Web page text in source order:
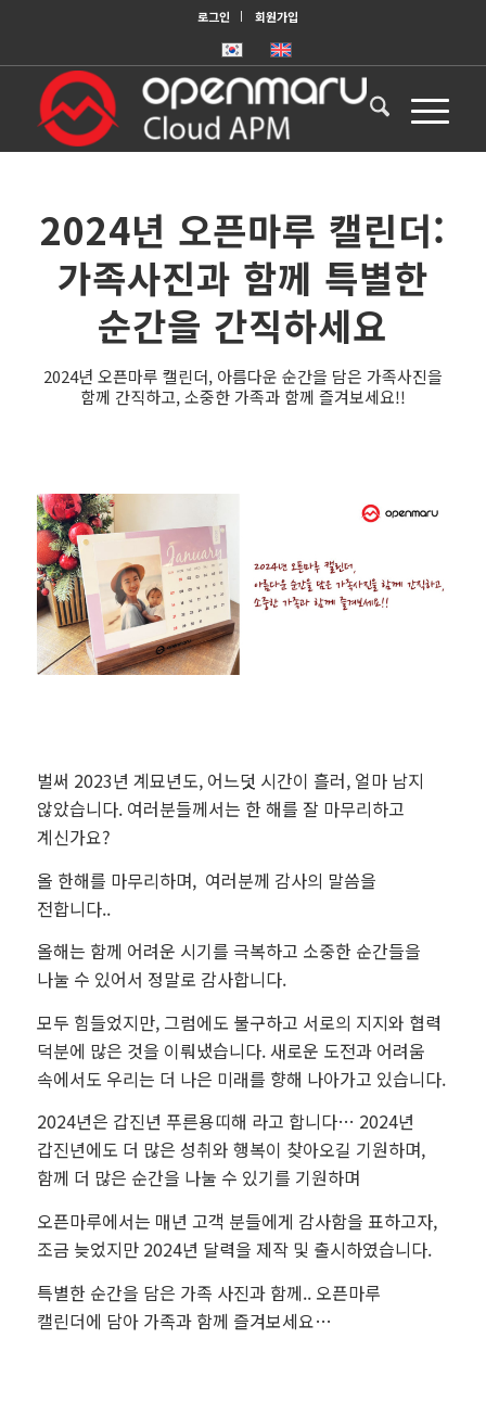
로그인 회원가입
2024년 오픈마루 캘린더:
가족사진과 함께 특별한
순간을 간직하세요
2024년 오픈마루 캘린더, 아름다운 순간을 담은 가족사진을
함께 간직하고, 소중한 가족과 함께 즐겨보세요!!
벌써 2023년 계묘년도, 어느덧 시간이 흘러, 얼마 남지
않았습니다. 여러분들께서는 한 해를 잘 마무리하고
계신가요?
올 한해를 마무리하며, 여러분께 감사의 말씀을
전합니다..
올해는 함께 어려운 시기를 극복하고 소중한 순간들을
나눌 수 있어서 정말로 감사합니다.
모두 힘들었지만, 그럼에도 불구하고 서로의 지지와 협력
덕분에 많은 것을 이뤄냈습니다. 새로운 도전과 어려움
속에서도 우리는 더 나은 미래를 향해 나아가고 있습니다.
2024년은 갑진년 푸른용띠해 라고 합니다… 2024년
갑진년에도 더 많은 성취와 행복이 찾아오길 기원하며,
함께 더 많은 순간을 나눌 수 있기를 기원하며
오픈마루에서는 매년 고객 분들에게 감사함을 표하고자,
조금 늦었지만 2024년 달력을 제작 및 출시하였습니다.
특별한 순간을 담은 가족 사진과 함께.. 오픈마루
캘린더에 담아 가족과 함께 즐겨보세요…